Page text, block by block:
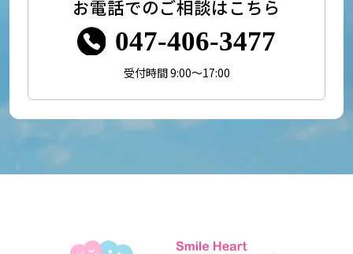
お電話でのご相談はこちら
047-406-3477
受付時間 9:00～17:00